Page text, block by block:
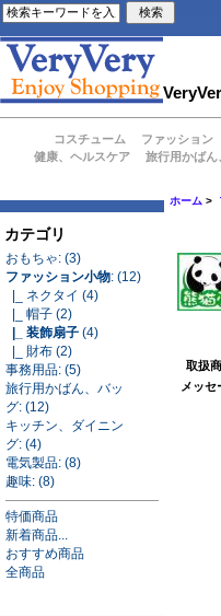
コスチューム ファッション
健康、ヘルスケア
旅行用かばん
カテゴリ
おもちゃ: (3)
ファッション小物: (12)
|_ ネクタイ (4)
|_ 帽子 (2)
|_ 装飾扇子 (4)
|_ 財布 (2)
事務用品: (5)
旅行用かばん、バッ
グ: (12)
キッチン、ダイニン
グ: (4)
電気製品: (8)
趣味: (8)
特価商品
新着商品...
おすすめ商品
全商品
ホーム >
取扱
メッセ